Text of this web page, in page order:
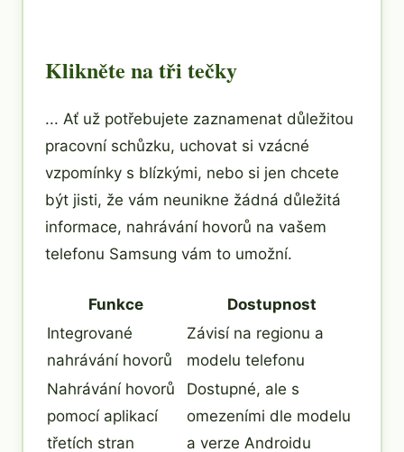
Klikněte na tři tečky
... Ať už potřebujete zaznamenat důležitou
pracovní schůzku, uchovat si vzácné
vzpomínky s blízkými, nebo si jen chcete
být jisti, že vám neunikne žádná důležitá
informace, nahrávání hovorů na vašem
telefonu Samsung vám to umožní.
Funkce
Dostupnost
Integrované
nahrávání hovorů
Závisí na regionu a
modelu telefonu
Nahrávání hovorů
pomocí aplikací
třetích stran
Dostupné, ale s
omezeními dle modelu
a verze Androidu